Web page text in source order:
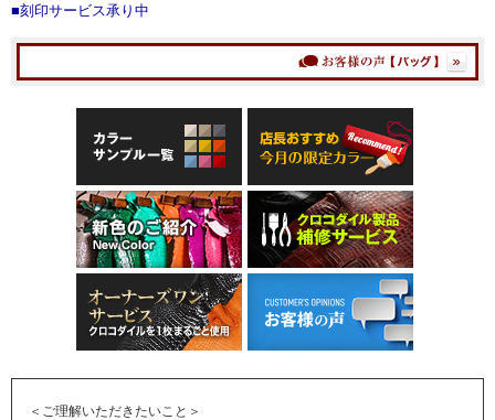
■刻印サービス承り中
＜ご理解いただきたいこと＞